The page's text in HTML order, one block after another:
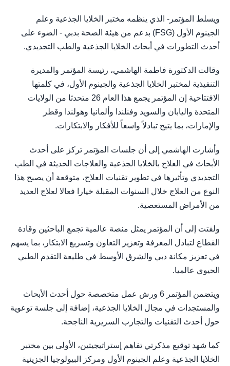
ويسلط المؤتمر- الذي ينظمه مختبر الخلايا الجذعية وعلم
الجينوم الأول (FSG) بدعم من هيئة الصحة بدبي - الضوء على
أحدث التطورات في أبحاث الخلايا الجذعية والطب التجديدي.
وقالت الدكتورة فاطمة الهاشمي، رئيسة المؤتمر والمديرة
التنفيذية لمختبر الخلايا الجذعية والجينوم الأول، في كلمتها
الافتتاحية إن المؤتمر يجمع هذا العام 26 متحدثا من الولايات
المتحدة واليابان والسويد وفنلندا وألمانيا وهولندا وقطر
والإمارات، بما يتيح تبادلاً واسعاً للأفكار والابتكارات.
وأشارت الهاشمي إلى أن جلسات المؤتمر تركز على أحدث
الأبحاث في العلاج بالخلايا الجذعية والعلاجات الحديثة في الطب
التجديدي وتأثيرها في تطوير تقنيات العلاج، متوقعة أن يصبح هذا
النوع من العلاج خلال السنوات المقبلة خيارا فعالا لعلاج العديد
من الأمراض المستعصية.
ولفتت إلى أن المؤتمر يمثل منصة عالمية تجمع الباحثين وقادة
القطاع لتبادل المعرفة وتعزيز التعاون وتسريع الابتكار، بما يسهم
في تعزيز مكانة دبي والشرق الأوسط في طليعة التقدم الطبي
الحيوي عالميا.
ويتضمن المؤتمر 6 ورش عمل متخصصة حول أحدث الأبحاث
والمستجدات في مجال الخلايا الجذعية، إضافة إلى جلسة توعوية
حول أحدث التقنيات والتجارب السريرية الناجحة.
كما شهد توقيع مذكرتي تفاهم إستراتيجيتين، الأولى بين مختبر
الخلايا الجذعية وعلم الجينوم الأول ومركز البيولوجيا الجزيئية